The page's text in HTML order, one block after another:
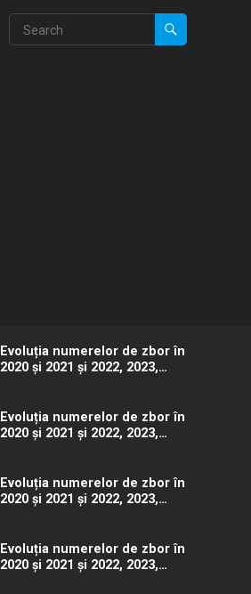
Evoluția numerelor de zbor în
2020 și 2021 și 2022, 2023,
Evoluția numerelor de zbor în
2020 și 2021 și 2022, 2023,
Evoluția numerelor de zbor în
2020 și 2021 și 2022, 2023,
Evoluția numerelor de zbor în
2020 și 2021 și 2022, 2023,